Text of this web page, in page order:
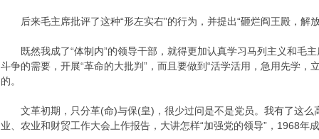
后来毛主席批评了这种“形左实右”的行为，并提出“砸烂阎王殿，解放
既然我成了“体制内”的领导干部，就得更加认真学习马列主义和毛
斗争的需要，开展“革命的大批判”，而且要做到“活学活用，急用先学
的。
文革初期，只分革(命)与保(皇)，很少过问是不是党员。我有了这么
业、农业和财贸工作大会上作报告，大讲怎样“加强党的领导”，1968年